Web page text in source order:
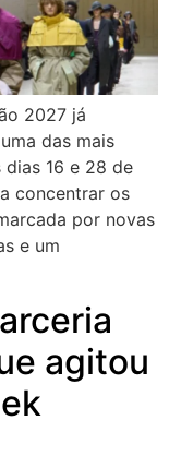
2027 já
das mais
16 e 28 de
concentrar os
por novas
e um
agitou